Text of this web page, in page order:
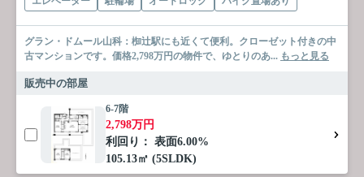
グラン・ドムール山科：椥辻駅にも近くて便利。クローゼット付きの中
古マンションです。価格2,798万円の物件で、ゆとりのあ... もっと見る
販売中の部屋
6-7階
2,798万円
利回り： 表面6.00%
105.13㎡ (5SLDK)